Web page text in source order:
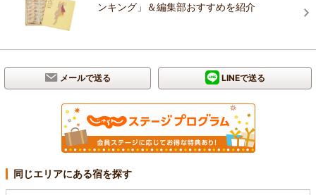
ンキング」＆編集部おすすめを紹介
メールで送る LINEで送る
同じエリアにある宿を探す